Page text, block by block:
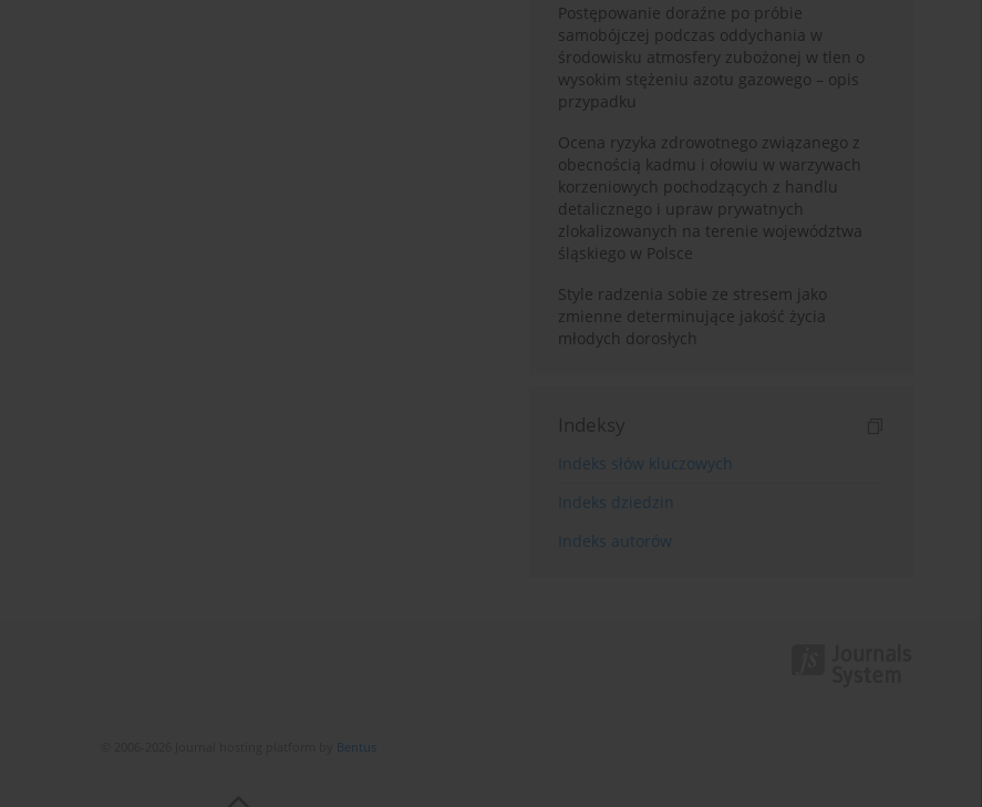
Postępowanie doraźne po próbie
samobójczej podczas oddychania w
środowisku atmosfery zubożonej w tlen o
wysokim stężeniu azotu gazowego – opis
przypadku
Ocena ryzyka zdrowotnego związanego z
obecnością kadmu i ołowiu w warzywach
korzeniowych pochodzących z handlu
detalicznego i upraw prywatnych
zlokalizowanych na terenie województwa
śląskiego w Polsce
Style radzenia sobie ze stresem jako
zmienne determinujące jakość życia
młodych dorosłych
Indeksy
Indeks słów kluczowych
Indeks dziedzin
Indeks autorów
Bentus